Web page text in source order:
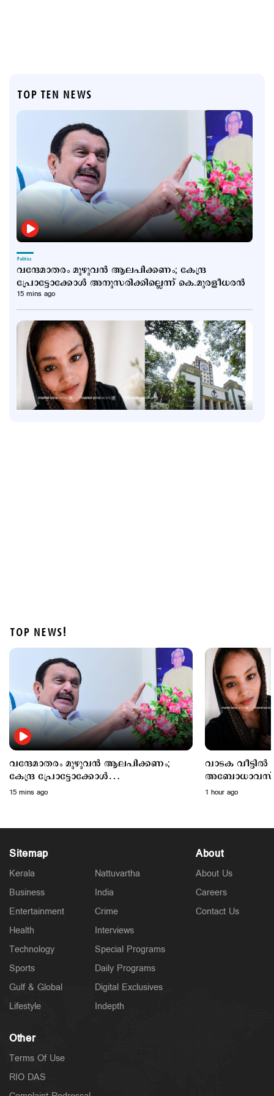
TOP TEN NEWS
Politics
വന്ദേമാതരം മുഴുവന്‍ ആലപിക്കണം; കേന്ദ്ര
പ്രോട്ടോക്കോള്‍ അനുസരിക്കില്ലെന്ന് കെ.മുരളീധരന്‍
15 mins ago
കടലില്‍ കാണാതായവര്‍ക്കായി തിരച്ചില്‍ ഊര്‍ജിതം;
സ്‌കൂബ അംഗങ്ങളുടെ എണ്ണം കൂട്ടും
2 hours ago
Latest
പോറ്റി വളര്‍ത്തുന്നവരേയും നിലയ്ക്ക് നിര്‍ത്തും:
ചെന്നിത്തല
TOP NEWS!
വന്ദേമാതരം മുഴുവന്‍ ആലപിക്കണം;
കേന്ദ്ര പ്രോട്ടോക്കോള്‍
അനുസരിക്കില്ലെന്ന് കെ.മുരളീധരന്‍
15 mins ago
വാടക വീട്ടില്‍
1 hour ago
Sitemap
Kerala
Business
Entertainment
Health
Technology
Sports
Gulf & Global
Lifestyle
Nattuvartha
India
Crime
Interviews
Special Programs
Daily Programs
Digital Exclusives
Indepth
About
About Us
Careers
Contact Us
Other
Terms Of Use
RIO DAS